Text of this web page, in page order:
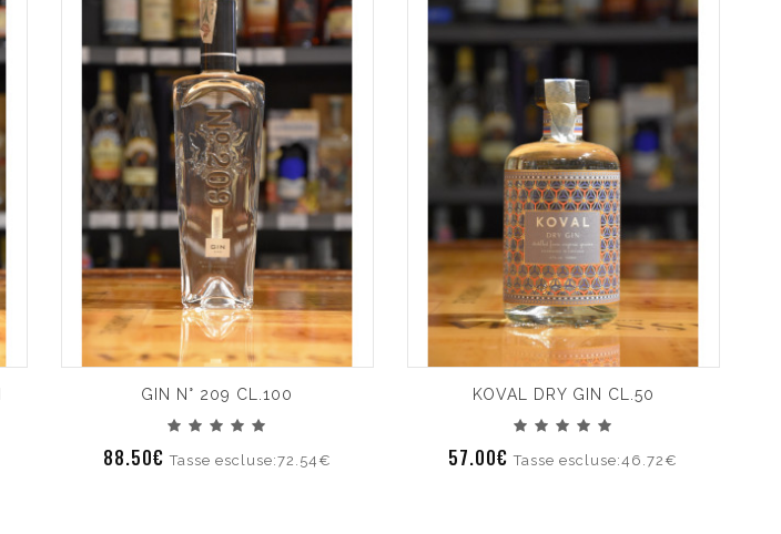
GIN N° 209 CL.100
88.50€Tasse escluse:72.54€
KOVAL DRY GIN CL.50
57.00€Tasse escluse:46.72€